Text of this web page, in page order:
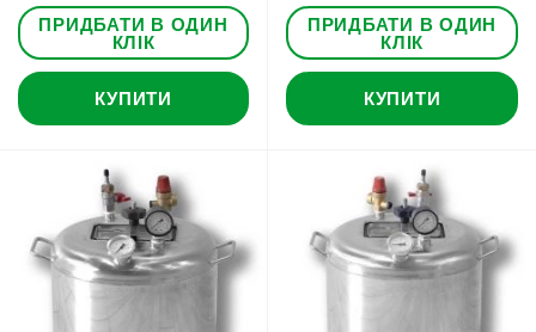
ПРИДБАТИ В ОДИН
КЛІК
КУПИТИ
ПРИДБАТИ В ОДИН
КЛІК
КУПИТИ